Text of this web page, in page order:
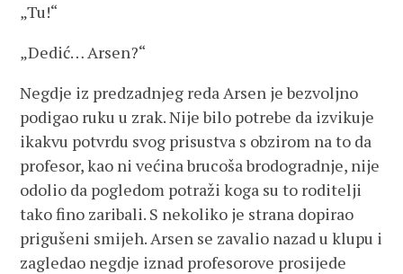
„Tu!“
„Dedić… Arsen?“
Negdje iz predzadnjeg reda Arsen je bezvoljno
podigao ruku u zrak. Nije bilo potrebe da izvikuje
ikakvu potvrdu svog prisustva s obzirom na to da
profesor, kao ni većina brucoša brodogradnje, nije
odolio da pogledom potraži koga su to roditelji
tako fino zaribali. S nekoliko je strana dopirao
prigušeni smijeh. Arsen se zavalio nazad u klupu i
zagledao negdje iznad profesorove prosijede